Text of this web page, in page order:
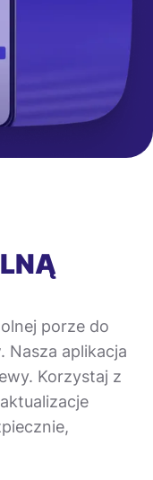
porze do
aplikacja
Korzystaj z